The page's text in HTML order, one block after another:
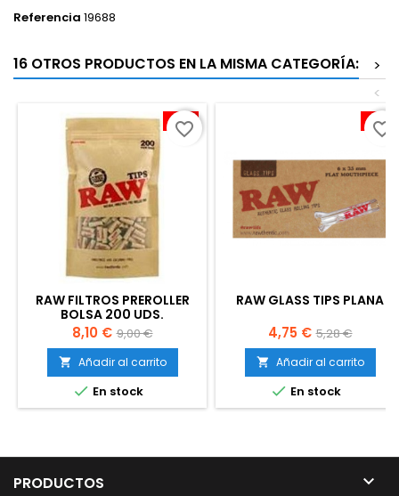
Referencia 19688
16 OTROS PRODUCTOS EN LA MISMA CATEGORÍA:
>
<
-10%
RAW FILTROS PREROLLER
BOLSA 200 UDS.
Precio
8,10 € Precio
base
9,00 €
 Añadir al carrito
 En stock
favorite_border -10%
RAW GLASS TIPS PLANA
Precio
4,75 € Precio
base
5,28 €
 Añadir al carrito
 En stock
favorite_border
PRODUCTOS 